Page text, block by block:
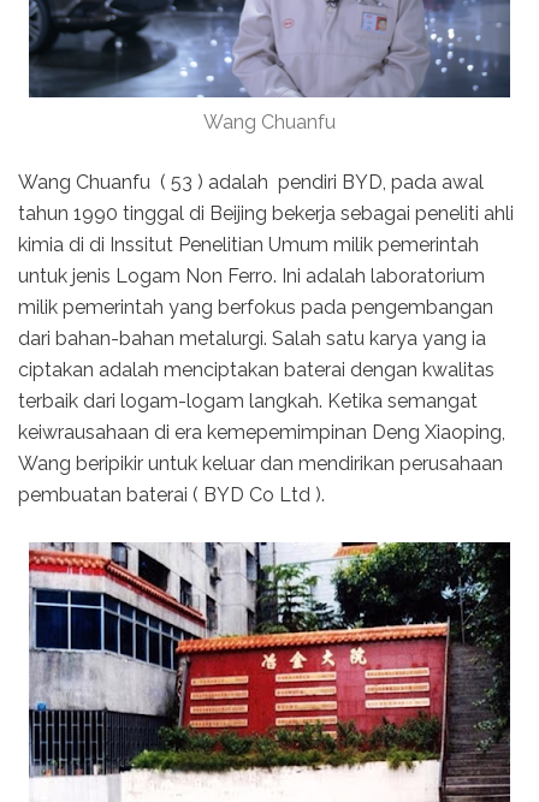
Wang Chuanfu
Wang Chuanfu ( 53 ) adalah pendiri BYD, pada awal
tahun 1990 tinggal di Beijing bekerja sebagai peneliti ahli
kimia di di Inssitut Penelitian Umum milik pemerintah
untuk jenis Logam Non Ferro. Ini adalah laboratorium
milik pemerintah yang berfokus pada pengembangan
dari bahan-bahan metalurgi. Salah satu karya yang ia
ciptakan adalah menciptakan baterai dengan kwalitas
terbaik dari logam-logam langkah. Ketika semangat
keiwrausahaan di era kemepemimpinan Deng Xiaoping,
Wang beripikir untuk keluar dan mendirikan perusahaan
pembuatan baterai ( BYD Co Ltd ).